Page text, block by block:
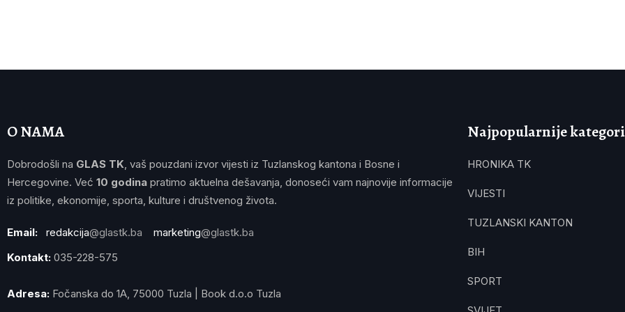
O NAMA
Dobrodošli na GLAS TK, vaš pouzdani izvor vijesti iz Tuzlanskog kantona i Bosne i
Hercegovine. Već 10 godina pratimo aktuelna dešavanja, donoseći vam najnovije informacije
iz politike, ekonomije, sporta, kulture i društvenog života.
Email: redakcija@glastk.ba marketing@glastk.ba
Kontakt: 035-228-575
Adresa: Fočanska do 1A, 75000 Tuzla | Book d.o.o Tuzla
Najpopularnije
HRONIKA TK
VIJESTI
TUZLANSKI KANTON
BIH
SPORT